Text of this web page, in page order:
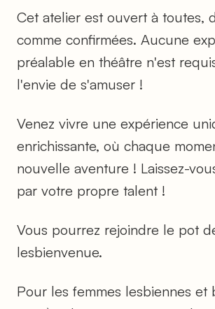
Cet atelier est ouvert à toutes,
comme confirmées. Aucune
préalable en théâtre n'est
l'envie de s'amuser !
Venez vivre une expérience
enrichissante, où chaque
nouvelle aventure ! Laissez-
par votre propre talent !
Vous pourrez rejoindre le pot
lesbienvenue.
Pour les femmes lesbiennes et